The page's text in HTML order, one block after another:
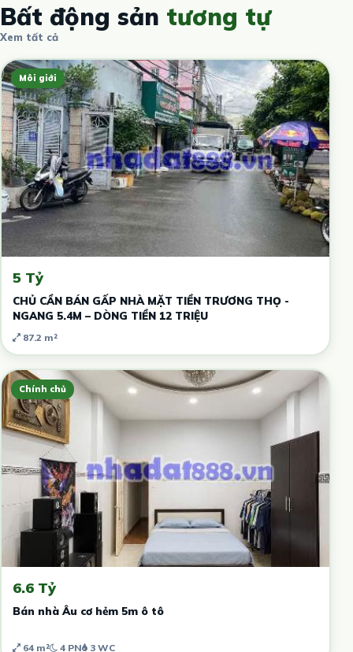
Bất động sản tương tự
Xem tất cả
Môi giới
5 Tỷ
CHỦ CẦN BÁN GẤP NHÀ MẶT TIỀN TRƯƠNG THỌ -
NGANG 5.4M – DÒNG TIỀN 12 TRIỆU
87.2 m²
Chính chủ
6.6 Tỷ
Bán nhà Âu cơ hẻm 5m ô tô
64 m² 4 PN 3 WC